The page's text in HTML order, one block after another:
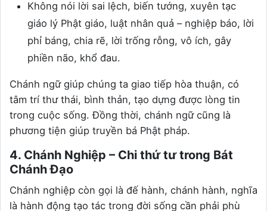
Không nói lời sai lệch, biến tướng, xuyên tạc
giáo lý Phật giáo, luật nhân quả – nghiệp báo, lời
phỉ báng, chia rẽ, lời trống rỗng, vô ích, gây
phiền não, khổ đau.
Chánh ngữ giúp chúng ta giao tiếp hòa thuận, có
tâm trí thư thái, bình thản, tạo dựng được lòng tin
trong cuộc sống. Đồng thời, chánh ngữ cũng là
phương tiện giúp truyền bá Phật pháp.
4. Chánh Nghiệp – Chi thứ tư trong Bát
Chánh Đạo
Chánh nghiệp còn gọi là đế hành, chánh hành, nghĩa
là hành động tạo tác trong đời sống cần phải phù